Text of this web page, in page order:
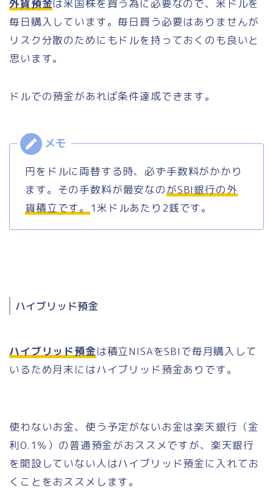
外貨預金は米国株を買う為に必要なので、米ドルを
毎日購入しています。毎日買う必要はありませんが
リスク分散のためにもドルを持っておくのも良いと
思います。
ドルでの預金があれば条件達成できます。
円をドルに両替する時、必ず手数料がかかり
ます。その手数料が最安なのがSBI銀行の外
貨積立です。 1米ドルあたり2銭です。
ハイブリッド預金
ハイブリッド預金は積立NISAをSBIで毎月購入して
いるため月末にはハイブリッド預金ありです。
使わないお金、使う予定がないお金は楽天銀行（金
利0.1％）の普通預金がおススメですが、楽天銀行
を開設していない人はハイブリッド預金に入れてお
くことをおススメします。